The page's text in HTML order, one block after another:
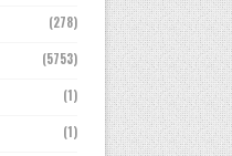
(278)
(5753)
(1)
(1)